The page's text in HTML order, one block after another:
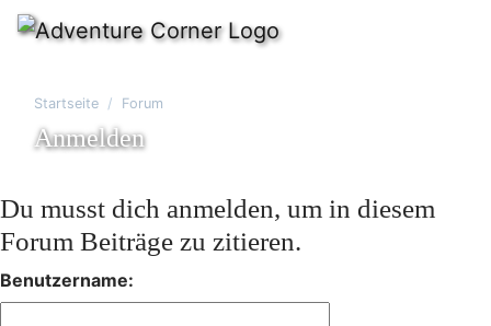
Startseite Forum
Anmelden
Du musst dich anmelden, um in diesem
Forum Beiträge zu zitieren.
Benutzername: